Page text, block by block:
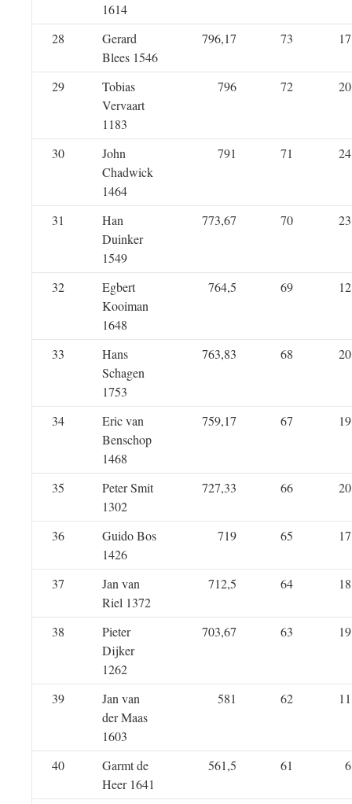
1614
28
Gerard
Blees 1546
796,17 73 17
29
Tobias
Vervaart
1183
796 72 20
30
John
Chadwick
1464
791 71 24
31
Han
Duinker
1549
773,67 70 23
32
Egbert
Kooiman
1648
764,5 69 12
33
Hans
Schagen
1753
763,83 68 20
34
Eric van
Benschop
1468
759,17 67 19
35
Peter Smit
1302
727,33 66 20
36
Guido Bos
1426
719 65 17
37
Jan van
Riel 1372
712,5 64 18
38
Pieter
Dijker
1262
703,67 63 19
39
Jan van
der Maas
1603
581 62 11
40
Garmt de
Heer 1641
561,5 61 6